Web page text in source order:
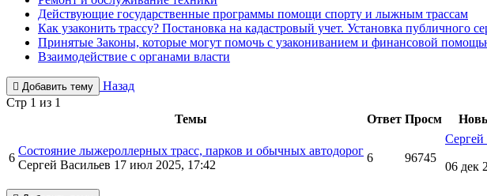
Действующие государственные программы помощи спорту и лыжным трассам
Как узаконить трассу? Постановка на кадастровый учет. Установка публичного
Принятые Законы, которые могут помочь с узакониванием и финансовой
Взаимодействие с органами власти
Добавить тему
Назад
Стр 1 из 1
Темы
Ответ Просм
6
Состояние лыжероллерных трасс, парков и обычных автодорог
Сергей Васильев 17 июл 2025, 17:42
6 96745
Сергей
06 дек